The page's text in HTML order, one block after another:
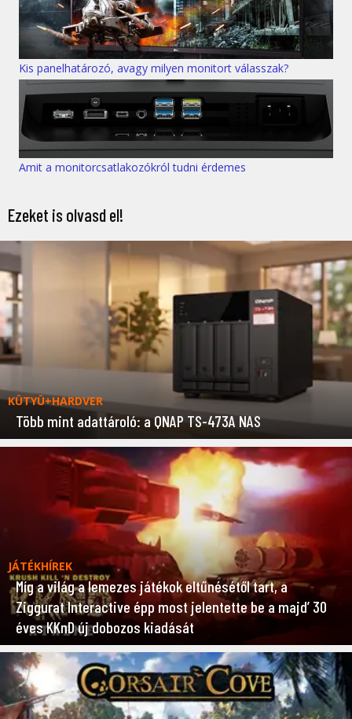
Kis panelhatározó, avagy milyen monitort válasszak?
Amit a monitorcsatlakozókról tudni érdemes
Ezeket is olvasd el!
KÜTYÜ+HARDVER
Több mint adattároló: a QNAP TS-473A NAS
JÁTÉKHÍREK
Míg a világ a lemezes játékok eltűnésétől tart, a
Ziggurat Interactive épp most jelentette be a majd’ 30
éves KKnD új dobozos kiadását